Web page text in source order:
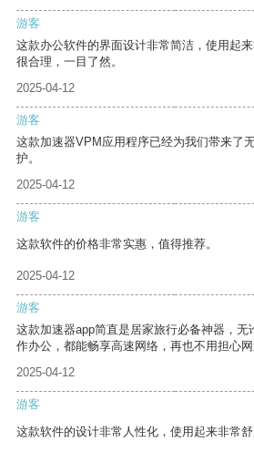
游客
这款办公软件的界面设计非常简洁，使用起
很合理，一目了然。
2025-04-12
游客
这款加速器VPM应用程序已经为我们带来了
护。
2025-04-12
游客
这款软件的价格非常实惠，值得推荐。
2025-04-12
游客
这款加速器app简直是居家旅行必备神器，
作办公，都能畅享高速网络，再也不用担心网
2025-04-12
游客
这款软件的设计非常人性化，使用起来非常舒